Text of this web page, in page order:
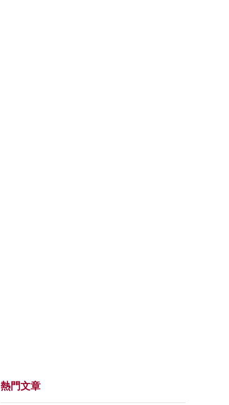
熱門文章